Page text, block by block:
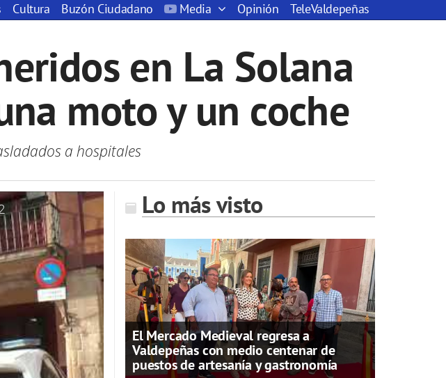
Cultura Buzón Ciudadano Media Opinión TeleValdepeñas
en La Solana
moto y un coche
a hospitales
Lo más visto
El Mercado Medieval regresa a
Valdepeñas con medio centenar de
puestos de artesanía y gastronomía